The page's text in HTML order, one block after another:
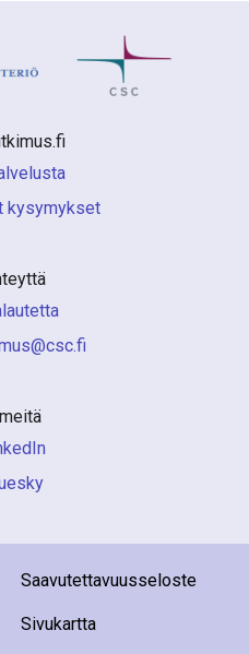
kysymykset
Saavutettavuusseloste
Sivukartta